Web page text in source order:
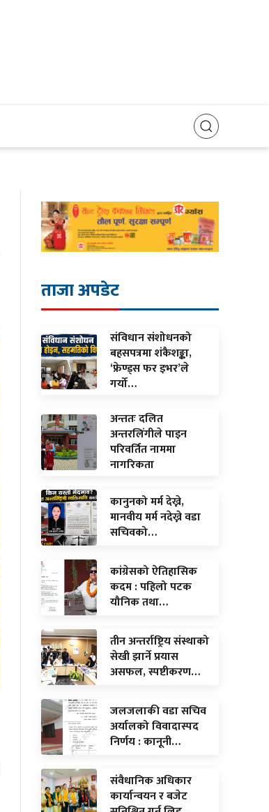
ताजा अपडेट
संविधान संशोधनको
बहसपत्रमा शंकैशङ्का,
‘फ्रेण्ड्स फर इभर’ले
गर्यो…
अन्ततः दलित
अन्तरलिंगीले पाइन
परिवर्तित नाममा
नागरिकता
कानुनको मर्म देख्ने,
मानवीय मर्म नदेख्ने वडा
सचिवको…
कांग्रेसको ऐतिहासिक
कदम : पहिलो पटक
यौनिक तथा…
तीन अन्तर्राष्ट्रिय संस्थाको
सेखी झार्ने प्रयास
असफल, स्पष्टीकरण…
जलजलाकी वडा सचिव
अर्यालको विवादास्पद
निर्णय : कानूनी…
संवैधानिक अधिकार
कार्यान्वयन र बजेट